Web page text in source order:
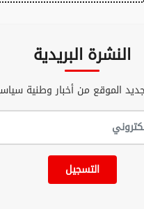
النشرة البريدية
الموقع من أخبار وطنية
التسجيل